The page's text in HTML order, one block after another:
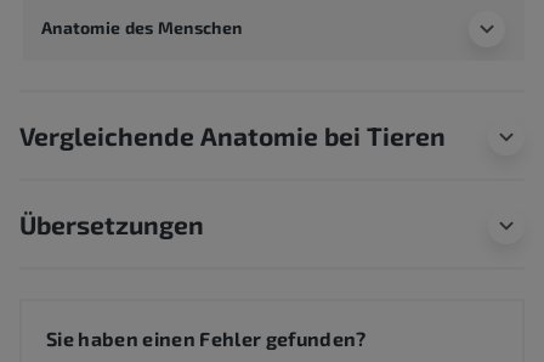
Anatomie des Menschen
Vergleichende Anatomie bei Tieren
Übersetzungen
Sie haben einen Fehler gefunden?